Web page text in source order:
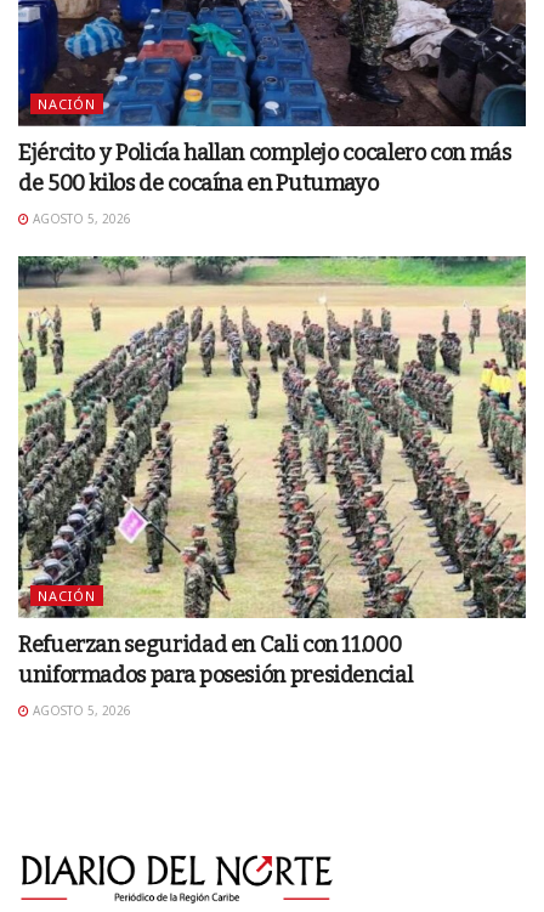
NACIÓN
Ejército y Policía hallan complejo cocalero con más
de 500 kilos de cocaína en Putumayo
AGOSTO 5, 2026
NACIÓN
Refuerzan seguridad en Cali con 11.000
uniformados para posesión presidencial
AGOSTO 5, 2026